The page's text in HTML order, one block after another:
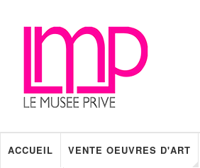
ACCUEIL VENTE OEUVRES D'ART